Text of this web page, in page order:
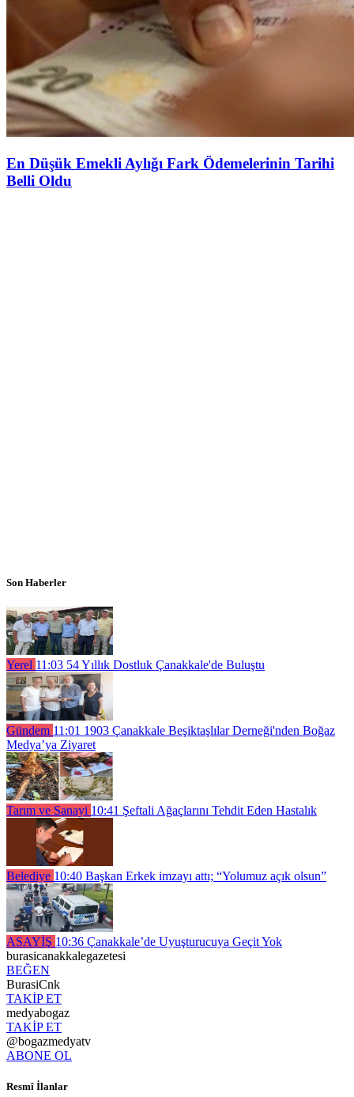
En Düşük Emekli Aylığı Fark Ödemelerinin Tarihi
Belli Oldu
Son Haberler
Yerel 11:03 54 Yıllık Dostluk Çanakkale'de Buluştu
Gündem 11:01 1903 Çanakkale Beşiktaşlılar Derneği'nden Boğaz
Medya’ya Ziyaret
Tarım ve Sanayi 10:41 Şeftali Ağaçlarını Tehdit Eden Hastalık
Belediye 10:40 Başkan Erkek imzayı attı; “Yolumuz açık olsun”
ASAYİŞ 10:36 Çanakkale’de Uyuşturucuya Geçit Yok
burasicanakkalegazetesi
BEĞEN
BurasiCnk
TAKİP ET
medyabogaz
TAKİP ET
@bogazmedyatv
ABONE OL
Resmî İlanlar